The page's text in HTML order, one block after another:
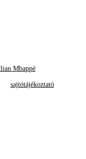
Mbappé
sajtótájékoztató